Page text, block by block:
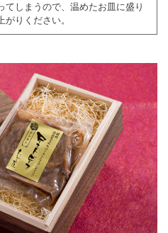
てしまうので、温めたお皿に盛り
がりください。